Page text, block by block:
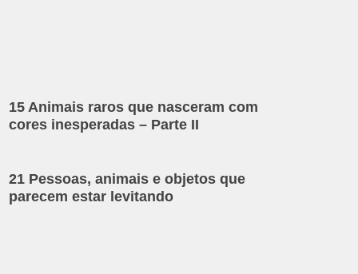
15 Animais raros que nasceram com
cores inesperadas – Parte II
21 Pessoas, animais e objetos que
parecem estar levitando